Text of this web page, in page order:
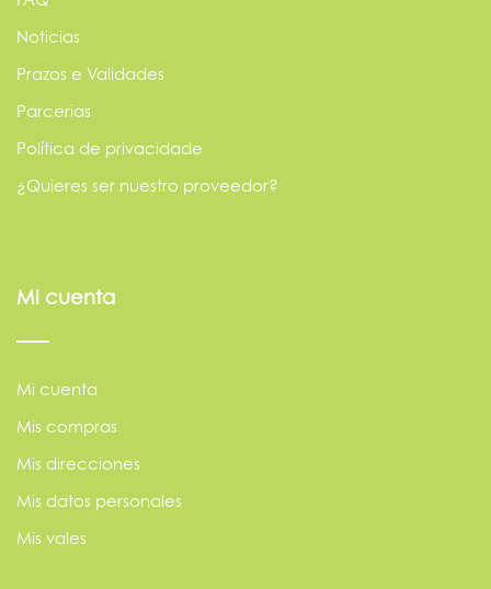
Noticias
Prazos e Validades
Parcerias
Política de privacidade
¿Quieres ser nuestro proveedor?
Mi cuenta
Mi cuenta
Mis compras
Mis direcciones
Mis datos personales
Mis vales